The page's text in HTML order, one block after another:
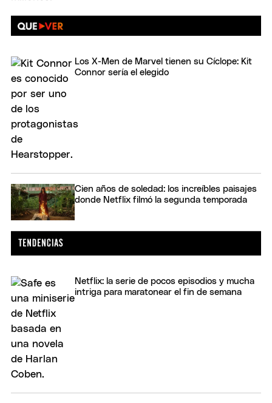
Los X-Men de Marvel tienen su Cíclope: Kit
Connor sería el elegido
Cien años de soledad: los increíbles paisajes
donde Netflix filmó la segunda temporada
Netflix: la serie de pocos episodios y mucha
intriga para maratonear el fin de semana